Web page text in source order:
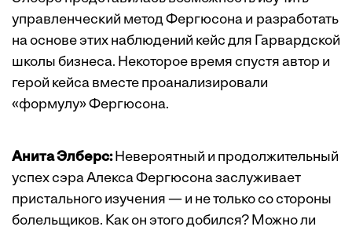
управленческий метод Фергюсона и разработать
на основе этих наблюдений кейс для Гарвардской
школы бизнеса. Некоторое время спустя автор и
герой кейса вместе проанализировали
«формулу» Фергюсона.
Анита Элберс:Невероятный и продолжительный
успех сэра Алекса Фергюсона заслуживает
пристального изучения — и не только со стороны
болельщиков. Как он этого добился? Можно ли